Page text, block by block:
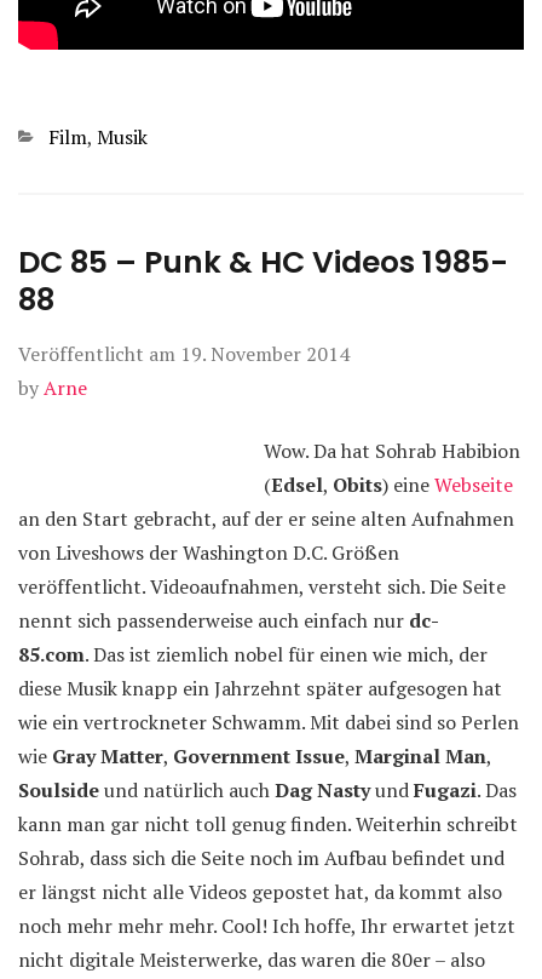
Kategorien
Film, Musik
DC 85 – Punk & HC Videos 1985-
88
Veröffentlicht am 19. November 2014
byArne
Wow. Da hat Sohrab Habibion
(Edsel, Obits) eineWebseite
an den Start gebracht, auf der er seine alten Aufnahmen
von Liveshows der Washington D.C. Größen
veröffentlicht. Videoaufnahmen, versteht sich. Die Seite
nennt sich passenderweise auch einfach nur dc-
85.com. Das ist ziemlich nobel für einen wie mich, der
diese Musik knapp ein Jahrzehnt später aufgesogen hat
wie ein vertrockneter Schwamm. Mit dabei sind so Perlen
wie Gray Matter, Government Issue, Marginal Man,
Soulsideund natürlich auchDag NastyundFugazi. Das
kann man gar nicht toll genug finden. Weiterhin schreibt
Sohrab, dass sich die Seite noch im Aufbau befindet und
er längst nicht alle Videos gepostet hat, da kommt also
noch mehr mehr mehr. Cool! Ich hoffe, Ihr erwartet jetzt
nicht digitale Meisterwerke, das waren die 80er – also